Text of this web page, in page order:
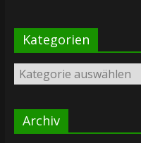
Kategorien
Kategorien
Archiv